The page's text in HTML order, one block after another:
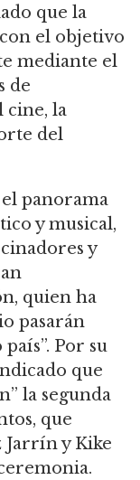
que la
el objetivo
mediante el
de
cine, la
del
el panorama
y musical,
y
quien ha
pasarán
Por su
que
la segunda
que
Jarrín y Kike